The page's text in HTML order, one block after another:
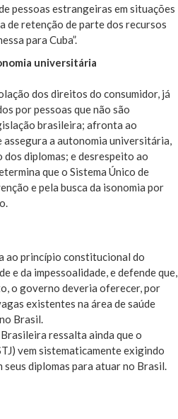
pessoas estrangeiras em situações
de retenção de parte dos recursos
para Cuba”.
universitária
dos direitos do consumidor, já
por pessoas que não são
brasileira; afronta ao
a autonomia universitária,
diplomas; e desrespeito ao
que o Sistema Único de
e pela busca da isonomia por
ao princípio constitucional do
e da impessoalidade, e defende que,
o governo deveria oferecer, por
existentes na área de saúde
Brasil.
ressalta ainda que o
vem sistematicamente exigindo
diplomas para atuar no Brasil.